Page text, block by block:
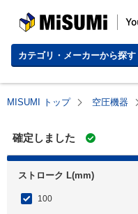
MISUMI | Your Time, Our Priority
カテゴリ・メーカーから探す
MISUMI トップ 空圧機器
確定しました
ストローク L(mm)
100